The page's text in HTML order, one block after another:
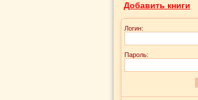
Добавить книги
Логин:
Пароль: